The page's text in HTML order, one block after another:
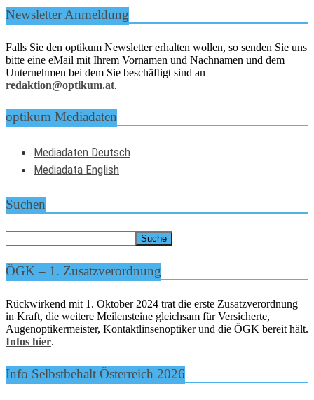
Newsletter Anmeldung
Falls Sie den optikum Newsletter erhalten wollen, so senden Sie uns
bitte eine eMail mit Ihrem Vornamen und Nachnamen und dem
Unternehmen bei dem Sie beschäftigt sind an
redaktion@optikum.at.
optikum Mediadaten
Mediadaten Deutsch
Mediadata English
Suchen
ÖGK – 1. Zusatzverordnung
Rückwirkend mit 1. Oktober 2024 trat die erste Zusatzverordnung
in Kraft, die weitere Meilensteine gleichsam für Versicherte,
Augenoptikermeister, Kontaktlinsenoptiker und die ÖGK bereit hält.
Infos hier.
Info Selbstbehalt Österreich 2026